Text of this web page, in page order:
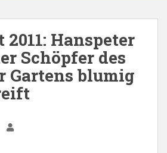
2011: Hanspeter
Schöpfer des
Gartens blumig